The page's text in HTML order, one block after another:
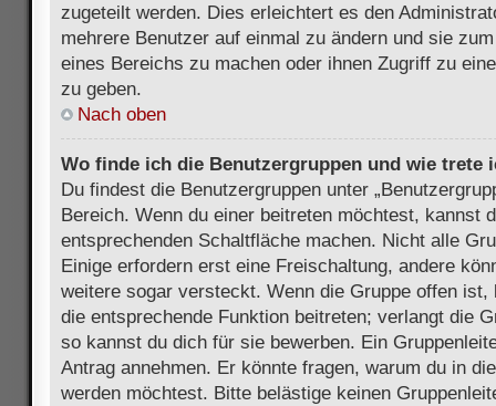
zugeteilt werden. Dies erleichtert es den
mehrere Benutzer auf einmal zu ändern und sie
eines Bereichs zu machen oder ihnen Zugriff zu
zu geben.
Nach oben
Wo finde ich die Benutzergruppen und wie trete
Du findest die Benutzergruppen unter
Bereich. Wenn du einer beitreten möchtest, kannst
entsprechenden Schaltfläche machen. Nicht alle
Einige erfordern erst eine Freischaltung, andere
weitere sogar versteckt. Wenn die Gruppe offen
die entsprechende Funktion beitreten; verlangt die
so kannst du dich für sie bewerben. Ein
Antrag annehmen. Er könnte fragen, warum du in
werden möchtest. Bitte belästige keinen